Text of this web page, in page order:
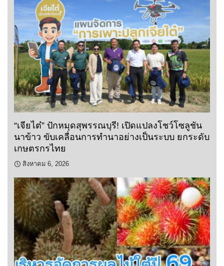
“เจียไต๋” ปักหมุดสุพรรณบุรี! เปิดแปลงโชว์โซลูชัน
นาข้าว ขับเคลื่อนการทำนาอย่างเป็นระบบ ยกระดับ
เกษตรกรไทย
สิงหาคม 6, 2026